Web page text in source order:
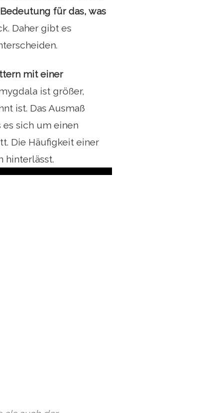
für das, was
Daher gibt es
mit einer
ist größer,
ist. Das Ausmaß
sich um einen
Die Häufigkeit einer
hinterlässt.